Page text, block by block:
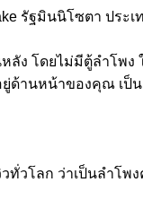
รัฐมินนิโซตา ประ
ง โดยไม่มีตู้ลำโพง
ยู่ด้านหน้าของคุณ เป็
ทั่วโลก ว่าเป็นลำโพ